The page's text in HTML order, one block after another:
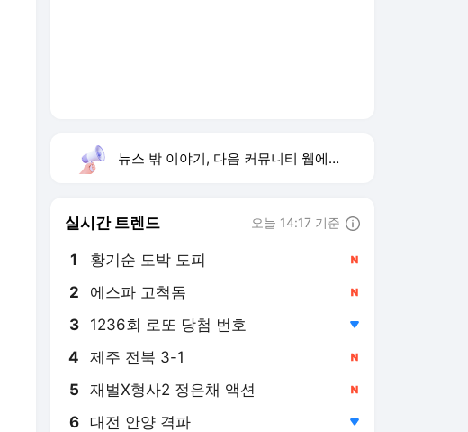
뉴스 밖 이야기, 다음 커뮤니티 웹에서 보기
실시간 트렌드 오늘 14:17 기준
1 황기순 도박 도피
3 1236회 로또 당첨 번호
4 제주 전북 3-1
5 재벌X형사2 정은채 액션
6 대전 안양 격파